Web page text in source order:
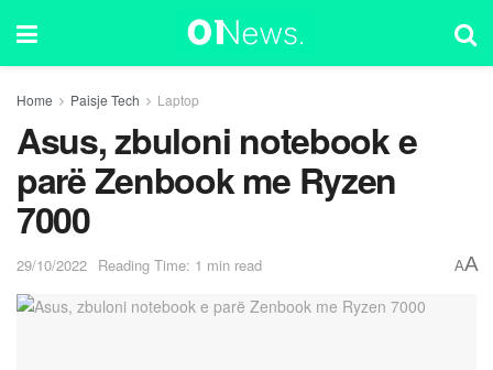
Home Paisje Tech Laptop
Asus, zbuloni notebook e
parë Zenbook me Ryzen
7000
29/10/2022 Reading Time: 1 min read AA